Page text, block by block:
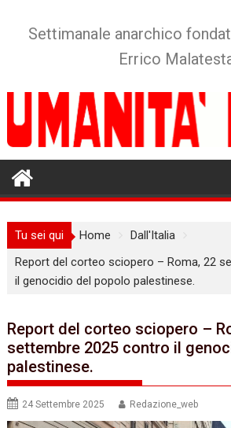
Settimanale anarchico
Errico
Tu sei qui Home
Dall'Italia
Report del corteo sciopero – Roma, 22
il genocidio del popolo palestinese.
Report del corteo sciopero –
settembre 2025 contro il
palestinese.
24 Settembre 2025 Redazione_web